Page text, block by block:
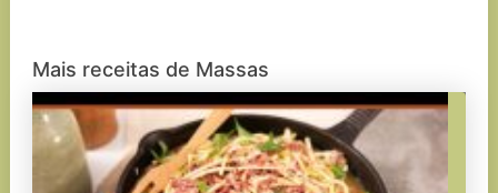
Mais receitas de Massas